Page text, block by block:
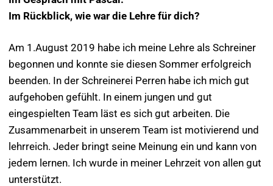
Im Rückblick, wie war die Lehre für dich?
Am 1.August 2019 habe ich meine Lehre als Schreiner
begonnen und konnte sie diesen Sommer erfolgreich
beenden. In der Schreinerei Perren habe ich mich gut
aufgehoben gefühlt. In einem jungen und gut
eingespielten Team läst es sich gut arbeiten. Die
Zusammenarbeit in unserem Team ist motivierend und
lehrreich. Jeder bringt seine Meinung ein und kann von
jedem lernen. Ich wurde in meiner Lehrzeit von allen gut
unterstützt.